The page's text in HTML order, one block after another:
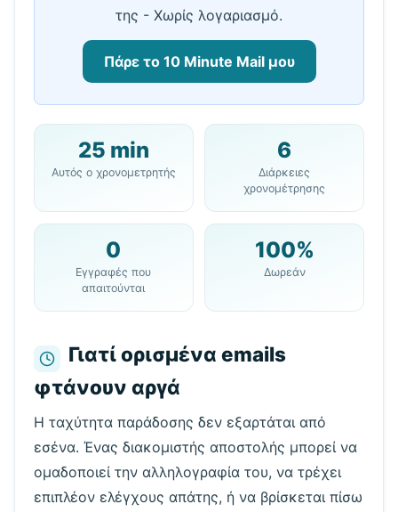
της - Χωρίς λογαριασμό.
Πάρε το 10 Minute Mail μου
Η Διεύθυνση 10 Λεπτού Email
Αντιγραφή QR
Επόμενη ανανέωση σε
Αποστολέας Θέμα Ενέργεια
25 min
Αυτός ο χρονομετρητής
6
Διάρκειες
χρονομέτρησης
0
Εγγραφές που
απαιτούνται
100%
Δωρεάν
Γιατί ορισμένα emails
φτάνουν αργά
Η ταχύτητα παράδοσης δεν εξαρτάται από
εσένα. Ένας διακομιστής αποστολής μπορεί να
ομαδοποιεί την αλληλογραφία του, να τρέχει
επιπλέον ελέγχους απάτης, ή να βρίσκεται πίσω